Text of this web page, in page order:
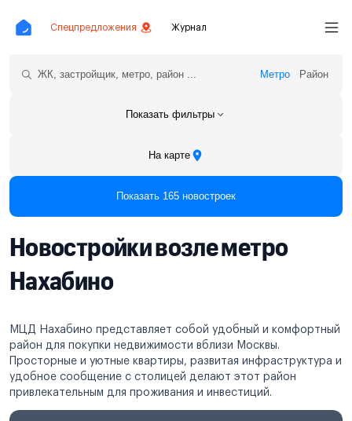
Спецпредложения Журнал
Метро Район
Показать фильтры
На карте
Показать 165 новостроек
Новостройки возле метро
Нахабино
МЦД Нахабино представляет собой удобный и комфортный
район для покупки недвижимости вблизи Москвы.
Просторные и уютные квартиры, развитая инфраструктура и
удобное сообщение с столицей делают этот район
привлекательным для проживания и инвестиций.